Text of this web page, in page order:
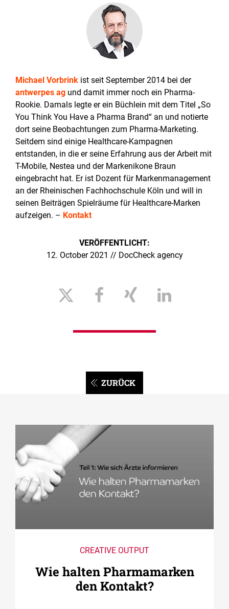
Michael Vorbrink ist seit September 2014 bei der
antwerpes ag und damit immer noch ein Pharma-
Rookie. Damals legte er ein Büchlein mit dem Titel „So
You Think You Have a Pharma Brand“ an und notierte
dort seine Beobachtungen zum Pharma-Marketing.
Seitdem sind einige Healthcare-Kampagnen
entstanden, in die er seine Erfahrung aus der Arbeit mit
T-Mobile, Nestea und der Markenikone Braun
eingebracht hat. Er ist Dozent für Markenmanagement
an der Rheinischen Fachhochschule Köln und will in
seinen Beiträgen Spielräume für Healthcare-Marken
aufzeigen. – Kontakt
VERÖFFENTLICHT:
12. October 2021 // DocCheck agency
ZURÜCK
CREATIVE OUTPUT
Wie halten Pharmamarken
den Kontakt?